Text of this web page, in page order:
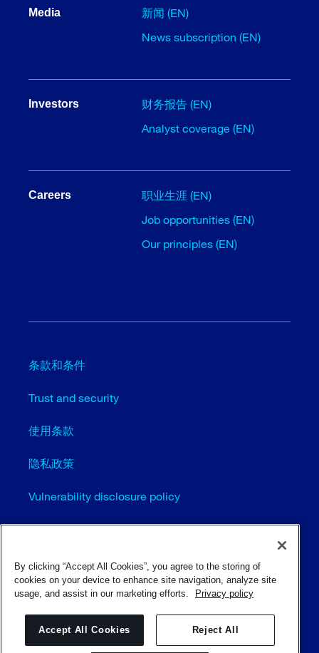
Media
新闻 (EN)
News subscription (EN)
Investors
财务报告 (EN)
Analyst coverage (EN)
Careers
职业生涯 (EN)
Job opportunities (EN)
Our principles (EN)
条款和条件
Trust and security
使用条款
隐私政策
Vulnerability disclosure policy
Cookie settings (EN)
站点地图
© Sulzer Ltd 1996 - 2025
By clicking “Accept All Cookies”, you agree to the storing of
cookies on your device to enhance site navigation, analyze site
usage, and assist in our marketing efforts.
Privacy policy
Accept All Cookies Reject All